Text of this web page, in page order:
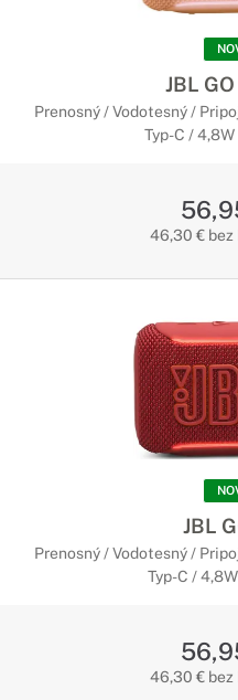
vybavené modernou
konferenčných priestoroch
JBL
Prenosný / Vodotesný /
Typ-C /
46,30 € bez
JBL
Prenosný / Vodotesný /
Typ-C /
46,30 € bez